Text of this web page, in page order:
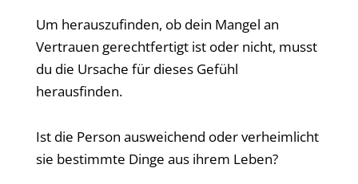
Um herauszufinden, ob dein Mangel an
Vertrauen gerechtfertigt ist oder nicht, musst
du die Ursache für dieses Gefühl
herausfinden.
Ist die Person ausweichend oder verheimlicht
sie bestimmte Dinge aus ihrem Leben?